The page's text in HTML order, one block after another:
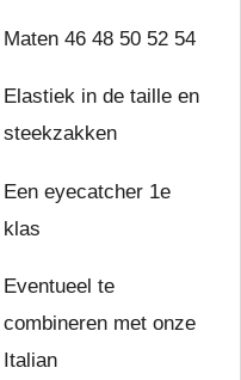
Maten 46 48 50 52 54
Elastiek in de taille en
steekzakken
Een eyecatcher 1e
klas
Eventueel te
combineren met onze
Italian